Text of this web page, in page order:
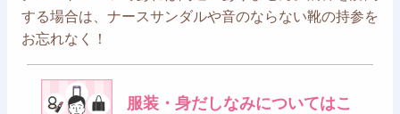
する場合は、ナースサンダルや音のならない靴の持参を
お忘れなく！
服装・身だしなみについてはこ